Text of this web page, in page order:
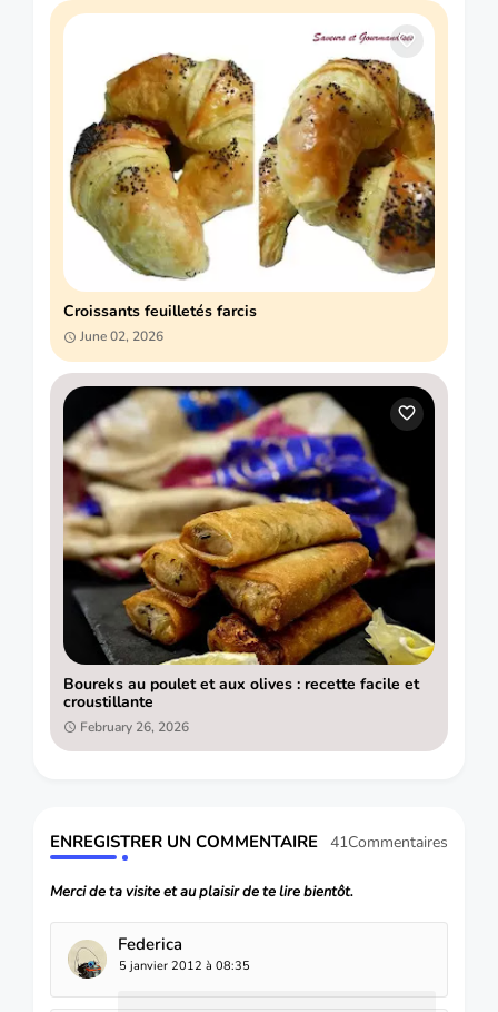
Croissants feuilletés farcis
June 02, 2026
Boureks au poulet et aux olives : recette facile et
croustillante
February 26, 2026
ENREGISTRER UN COMMENTAIRE 41Commentaires
Merci de ta visite et au plaisir de te lire bientôt.
Federica
5 janvier 2012 à 08:35